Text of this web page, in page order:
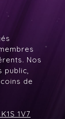
Nos
public,
de
1V7